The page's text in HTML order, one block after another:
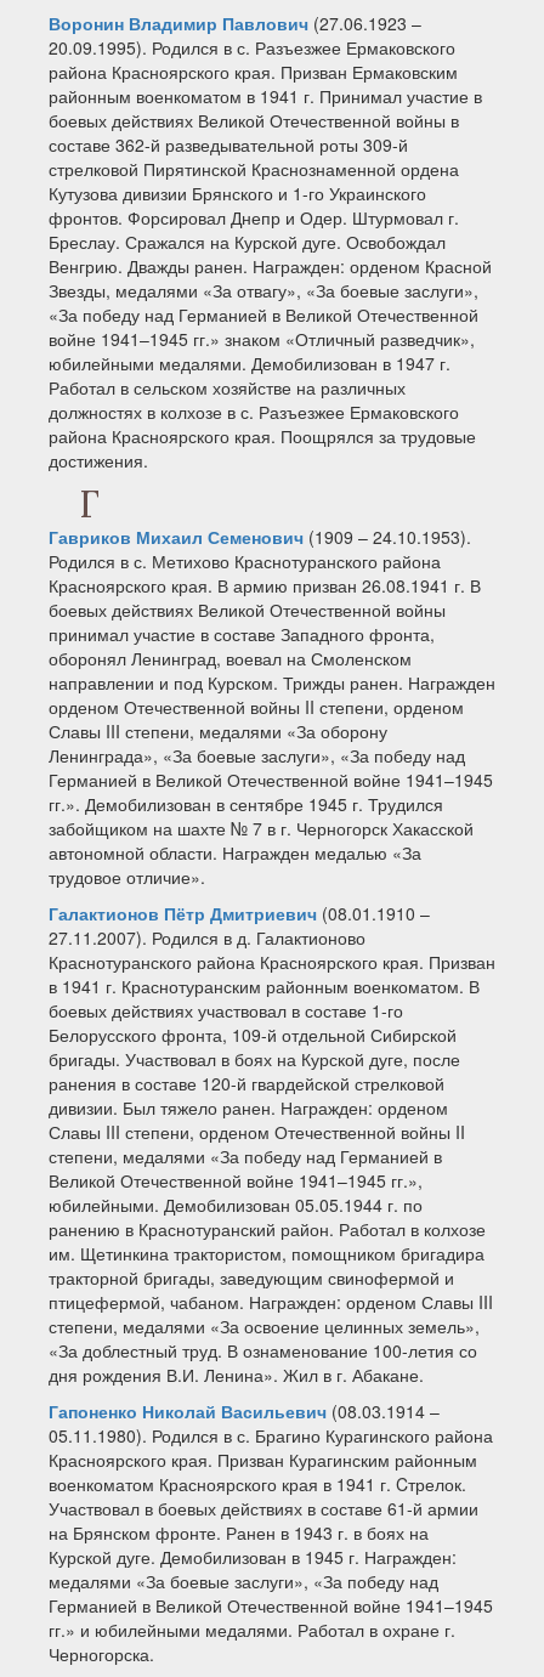
Воронин Владимир Павлович (27.06.1923 –
20.09.1995). Родился в с. Разъезжее Ермаковского
района Красноярского края. Призван Ермаковским
районным военкоматом в 1941 г. Принимал участие в
боевых действиях Великой Отечественной войны в
составе 362-й разведывательной роты 309-й
стрелковой Пирятинской Краснознаменной ордена
Кутузова дивизии Брянского и 1-го Украинского
фронтов. Форсировал Днепр и Одер. Штурмовал г.
Бреслау. Сражался на Курской дуге. Освобождал
Венгрию. Дважды ранен. Награжден: орденом Красной
Звезды, медалями «За отвагу», «За боевые заслуги»,
«За победу над Германией в Великой Отечественной
войне 1941–1945 гг.» знаком «Отличный разведчик»,
юбилейными медалями. Демобилизован в 1947 г.
Работал в сельском хозяйстве на различных
должностях в колхозе в с. Разъезжее Ермаковского
района Красноярского края. Поощрялся за трудовые
достижения.
Г
Гавриков Михаил Семенович (1909 – 24.10.1953).
Родился в с. Метихово Краснотуранского района
Красноярского края. В армию призван 26.08.1941 г. В
боевых действиях Великой Отечественной войны
принимал участие в составе Западного фронта,
оборонял Ленинград, воевал на Смоленском
направлении и под Курском. Трижды ранен. Награжден
орденом Отечественной войны II степени, орденом
Славы III степени, медалями «За оборону
Ленинграда», «За боевые заслуги», «За победу над
Германией в Великой Отечественной войне 1941–1945
гг.». Демобилизован в сентябре 1945 г. Трудился
забойщиком на шахте № 7 в г. Черногорск Хакасской
автономной области. Награжден медалью «За
трудовое отличие».
Галактионов Пётр Дмитриевич (08.01.1910 –
27.11.2007). Родился в д. Галактионово
Краснотуранского района Красноярского края. Призван
в 1941 г. Краснотуранским районным военкоматом. В
боевых действиях участвовал в составе 1-го
Белорусского фронта, 109-й отдельной Сибирской
бригады. Участвовал в боях на Курской дуге, после
ранения в составе 120-й гвардейской стрелковой
дивизии. Был тяжело ранен. Награжден: орденом
Славы III степени, орденом Отечественной войны II
степени, медалями «За победу над Германией в
Великой Отечественной войне 1941–1945 гг.»,
юбилейными. Демобилизован 05.05.1944 г. по
ранению в Краснотуранский район. Работал в колхозе
им. Щетинкина трактористом, помощником бригадира
тракторной бригады, заведующим свинофермой и
птицефермой, чабаном. Награжден: орденом Славы III
степени, медалями «За освоение целинных земель»,
«За доблестный труд. В ознаменование 100-летия со
дня рождения В.И. Ленина». Жил в г. Абакане.
Гапоненко Николай Васильевич (08.03.1914 –
05.11.1980). Родился в с. Брагино Курагинского района
Красноярского края. Призван Курагинским районным
военкоматом Красноярского края в 1941 г. Cтрелок.
Участвовал в боевых действиях в составе 61-й армии
на Брянском фронте. Ранен в 1943 г. в боях на
Курской дуге. Демобилизован в 1945 г. Награжден:
медалями «За боевые заслуги», «За победу над
Германией в Великой Отечественной войне 1941–1945
гг.» и юбилейными медалями. Работал в охране г.
Черногорска.